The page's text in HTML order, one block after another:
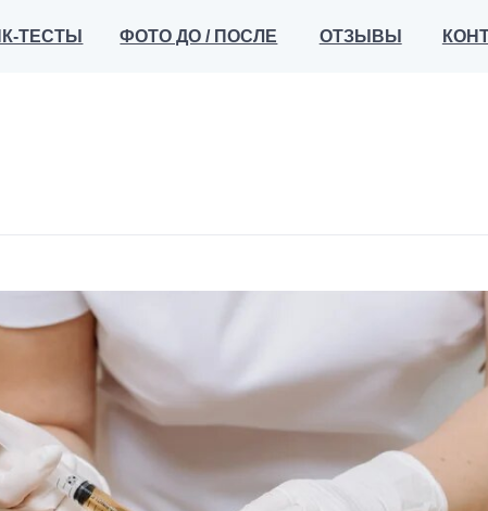
ФОТО ДО / ПОСЛЕ КОНТАКТЫ
ОТЗЫВЫ